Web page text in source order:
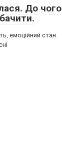
До чого
емоційний стан.